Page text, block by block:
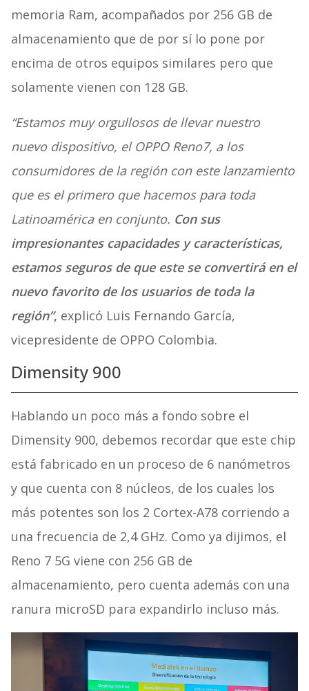
memoria Ram, acompañados por 256 GB de
almacenamiento que de por sí lo pone por
encima de otros equipos similares pero que
solamente vienen con 128 GB.
“Estamos muy orgullosos de llevar nuestro
nuevo dispositivo, el OPPO Reno7, a los
consumidores de la región con este lanzamiento
que es el primero que hacemos para toda
Latinoamérica en conjunto. Con sus
impresionantes capacidades y características,
estamos seguros de que este se convertirá en el
nuevo favorito de los usuarios de toda la
región”, explicó Luis Fernando García,
vicepresidente de OPPO Colombia.
Dimensity 900
Hablando un poco más a fondo sobre el
Dimensity 900, debemos recordar que este chip
está fabricado en un proceso de 6 nanómetros
y que cuenta con 8 núcleos, de los cuales los
más potentes son los 2 Cortex-A78 corriendo a
una frecuencia de 2,4 GHz. Como ya dijimos, el
Reno 7 5G viene con 256 GB de
almacenamiento, pero cuenta además con una
ranura microSD para expandirlo incluso más.